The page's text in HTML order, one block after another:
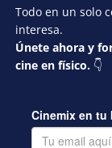
Todo en un solo
interesa.
Únete ahora y
cine en físico. 👇